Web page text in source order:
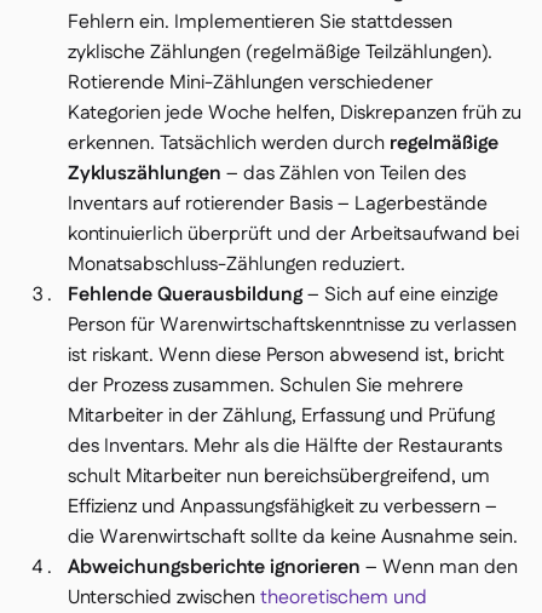
Fehlern ein. Implementieren Sie stattdessen
zyklische Zählungen (regelmäßige Teilzählungen).
Rotierende Mini-Zählungen verschiedener
Kategorien jede Woche helfen, Diskrepanzen früh zu
erkennen. Tatsächlich werden durch regelmäßige
Zykluszählungen – das Zählen von Teilen des
Inventars auf rotierender Basis – Lagerbestände
kontinuierlich überprüft und der Arbeitsaufwand bei
Monatsabschluss-Zählungen reduziert.
Fehlende Querausbildung– Sich auf eine einzige
Person für Warenwirtschaftskenntnisse zu verlassen
ist riskant. Wenn diese Person abwesend ist, bricht
der Prozess zusammen. Schulen Sie mehrere
Mitarbeiter in der Zählung, Erfassung und Prüfung
des Inventars. Mehr als die Hälfte der Restaurants
schult Mitarbeiter nun bereichsübergreifend, um
Effizienz und Anpassungsfähigkeit zu verbessern –
die Warenwirtschaft sollte da keine Ausnahme sein.
Abweichungsberichte ignorieren – Wenn man den
Unterschied zwischen theoretischem und